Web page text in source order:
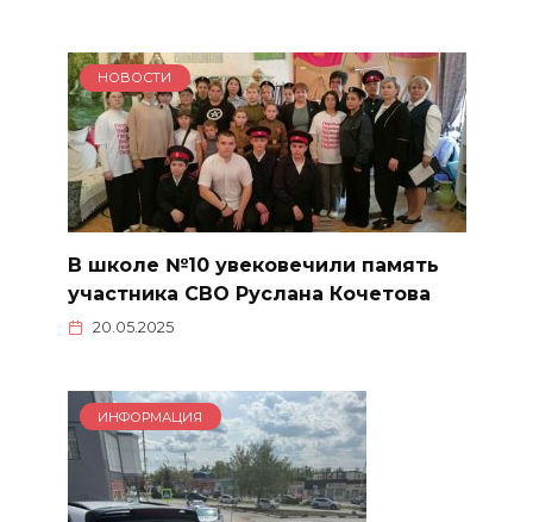
НОВОСТИ
В школе №10 увековечили память
участника СВО Руслана Кочетова
20.05.2025
ИНФОРМАЦИЯ